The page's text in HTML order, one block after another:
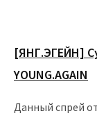
[ЯНГ.ЭГЕЙН]
YOUNG.AGAIN
Данный спрей